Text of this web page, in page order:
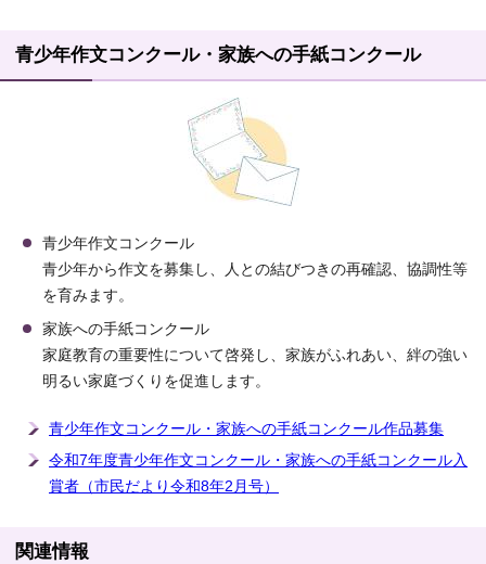
青少年作文コンクール・家族への手紙コンクール
青少年作文コンクール
青少年から作文を募集し、人との結びつきの再確認、協調性等
を育みます。
家族への手紙コンクール
家庭教育の重要性について啓発し、家族がふれあい、絆の強い
明るい家庭づくりを促進します。
青少年作文コンクール・家族への手紙コンクール作品募集
令和7年度青少年作文コンクール・家族への手紙コンクール入
賞者（市民だより令和8年2月号）
関連情報